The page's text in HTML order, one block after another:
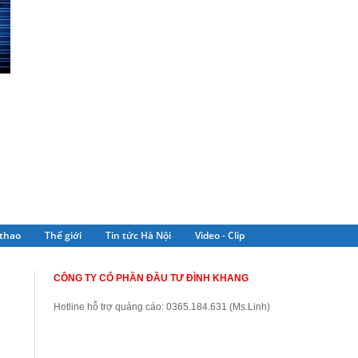
Thế giới Tin tức Hà Nội Video - Clip
CÔNG TY CỔ PHẦN ĐẦU TƯ ĐÌNH KHANG
Hotline hỗ trợ quảng cáo: 0365.184.631 (Ms.Linh)